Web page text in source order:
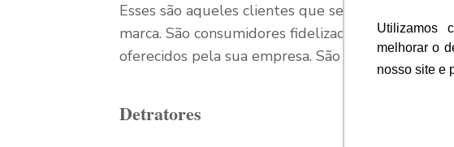
Utilizamos
melhorar o
nosso site e
Esses são aqueles clientes que se identificam
marca. São consumidores fidelizados, que estão
oferecidos pela sua empresa. São identificados
Detratores